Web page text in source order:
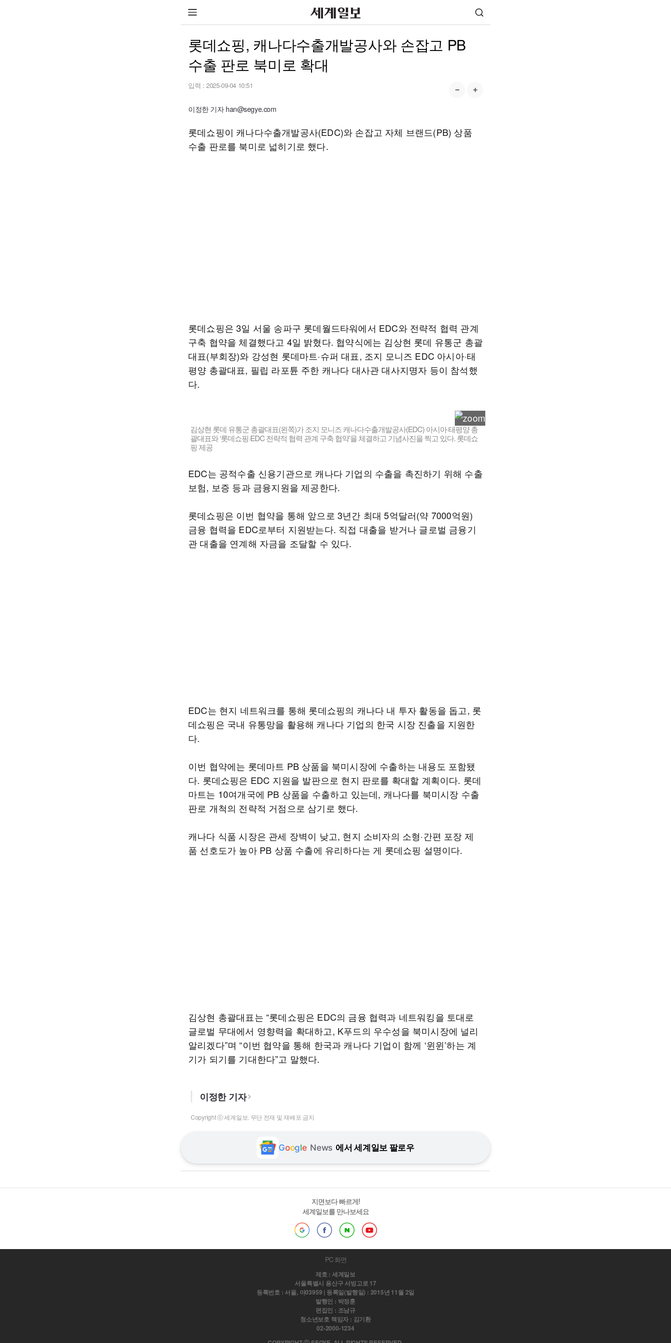
롯데쇼핑, 캐나다수출개발공사와 손잡고 PB
수출 판로 북미로 확대
입력 : 2025-09-04 10:51
이정한 기자 han@segye.com
롯데쇼핑이 캐나다수출개발공사(EDC)와 손잡고 자체 브랜드(PB) 상품
수출 판로를 북미로 넓히기로 했다.
롯데쇼핑은 3일 서울 송파구 롯데월드타워에서 EDC와 전략적 협력 관계
구축 협약을 체결했다고 4일 밝혔다. 협약식에는 김상현 롯데 유통군 총괄
대표(부회장)와 강성현 롯데마트·슈퍼 대표, 조지 모니즈 EDC 아시아·태
평양 총괄대표, 필립 라포튠 주한 캐나다 대사관 대사지명자 등이 참석했
다.
김상현 롯데 유통군 총괄대표(왼쪽)가 조지 모니즈 캐나다수출개발공사(EDC) 아시아·태평양 총
괄대표와 ‘롯데쇼핑·EDC 전략적 협력 관계 구축 협약’을 체결하고 기념사진을 찍고 있다. 롯데쇼
핑 제공
EDC는 공적수출 신용기관으로 캐나다 기업의 수출을 촉진하기 위해 수출
보험, 보증 등과 금융지원을 제공한다.
롯데쇼핑은 이번 협약을 통해 앞으로 3년간 최대 5억달러(약 7000억원)
금융 협력을 EDC로부터 지원받는다. 직접 대출을 받거나 글로벌 금융기
관 대출을 연계해 자금을 조달할 수 있다.
EDC는 현지 네트워크를 통해 롯데쇼핑의 캐나다 내 투자 활동을 돕고, 롯
데쇼핑은 국내 유통망을 활용해 캐나다 기업의 한국 시장 진출을 지원한
다.
이번 협약에는 롯데마트 PB 상품을 북미시장에 수출하는 내용도 포함됐
다. 롯데쇼핑은 EDC 지원을 발판으로 현지 판로를 확대할 계획이다. 롯데
마트는 10여개국에 PB 상품을 수출하고 있는데, 캐나다를 북미시장 수출
판로 개척의 전략적 거점으로 삼기로 했다.
캐나다 식품 시장은 관세 장벽이 낮고, 현지 소비자의 소형·간편 포장 제
품 선호도가 높아 PB 상품 수출에 유리하다는 게 롯데쇼핑 설명이다.
김상현 총괄대표는 “롯데쇼핑은 EDC의 금융 협력과 네트워킹을 토대로
글로벌 무대에서 영향력을 확대하고, K푸드의 우수성을 북미시장에 널리
알리겠다”며 “이번 협약을 통해 한국과 캐나다 기업이 함께 ‘윈윈’하는 계
기가 되기를 기대한다”고 말했다.
이정한 기자
Copyright ⓒ 세계일보. 무단 전재 및 재배포 금지
Google News 에서 세계일보 팔로우
지면보다 빠르게!
세계일보를 만나보세요
PC 화면
제호 : 세계일보
서울특별시 용산구 서빙고로 17
등록번호 : 서울, 아03959 | 등록일(발행일) : 2015년 11월 2일
발행인 : 박정훈
편집인 : 조남규
청소년보호 책임자 : 김기환
02-2000-1234